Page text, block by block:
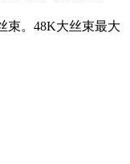
束。48K大丝束最大